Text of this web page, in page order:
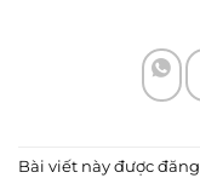
Bài viết này được